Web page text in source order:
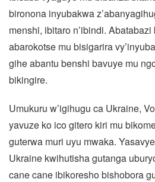
bironona inyubakwa
menshi, ibitaro n’ibindi.
abarokotse mu bisigarira
gihe abantu benshi bavuye mu
bikingire.
Umukuru w’igihugu ca Ukraine,
yavuze ko ico gitero kiri mu
guterwa muri uyu mwaka.
Ukraine kwihutisha gutanga
cane cane ibikoresho bishobora